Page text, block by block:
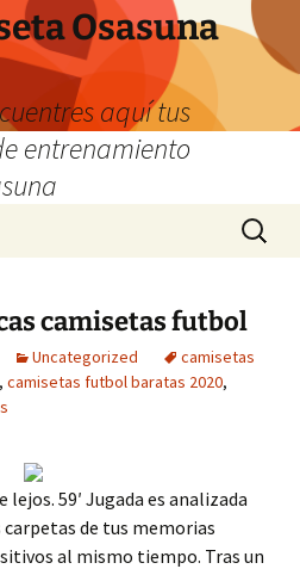
Osasuna
aquí tus
entrenamiento
Buscar:
camisetas futbol
Uncategorized
camisetas
, camisetas futbol baratas 2020,
lejos. 59′ Jugada es analizada
carpetas de tus memorias
al mismo tiempo. Tras un